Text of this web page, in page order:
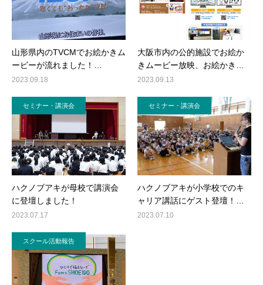
山形県内のTVCMでお絵かきム
ービーが流れました！…
2023.09.18
大阪市内の公的施設でお絵か
きムービー放映、お絵かき…
2023.09.13
セミナー・講演会
ハクノブアキが母校で講演会
に登壇しました！
2023.07.17
セミナー・講演会
ハクノブアキが小学校でのキ
ャリア講話にゲスト登壇！…
2023.07.10
スクール活動報告